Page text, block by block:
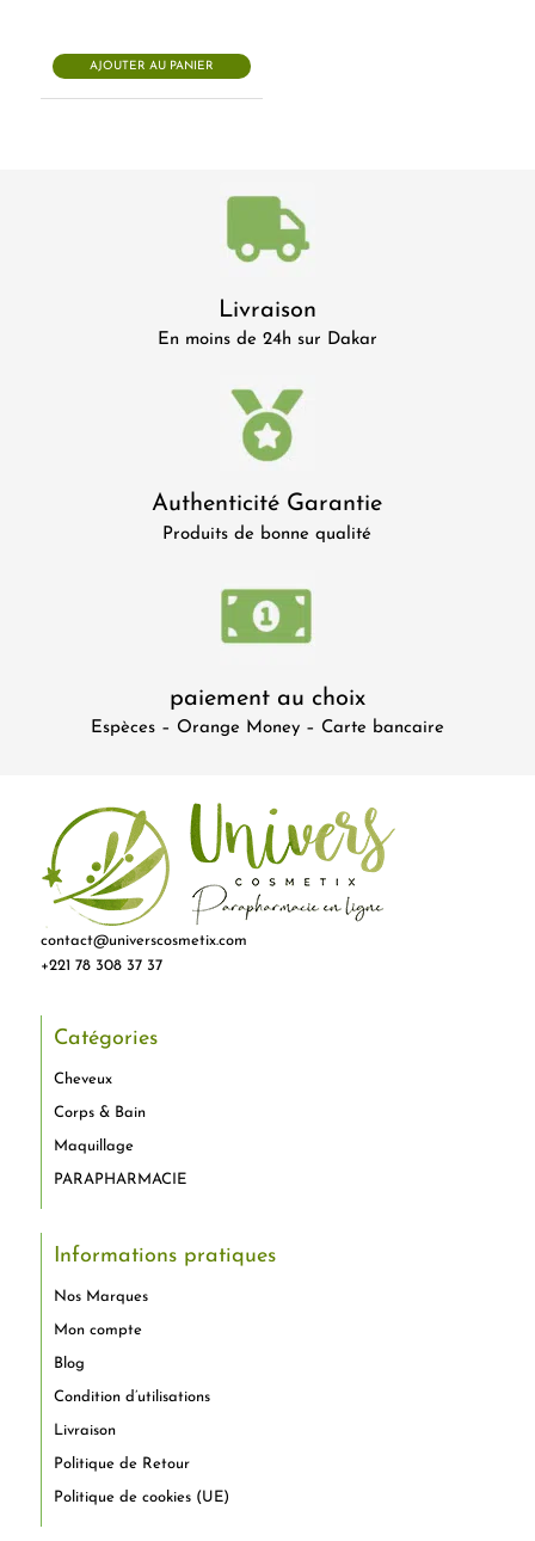
AJOUTER AU PANIER
Livraison
En moins de 24h sur Dakar
Authenticité Garantie
Produits de bonne qualité
paiement au choix
Espèces – Orange Money – Carte bancaire
contact@universcosmetix.com
+221 78 308 37 37
Catégories
Cheveux
Corps & Bain
Maquillage
PARAPHARMACIE
Informations pratiques
Nos Marques
Mon compte
Blog
Condition d’utilisations
Livraison
Politique de Retour
Politique de cookies (UE)